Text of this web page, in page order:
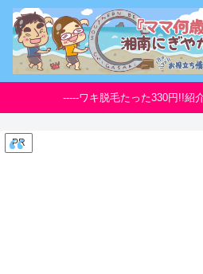
-----ワキ脱毛たった330円!!紹
PR